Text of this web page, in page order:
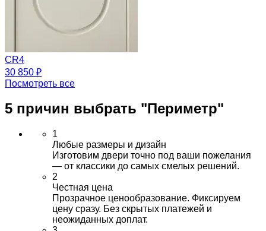
CR4
30 850 ₽
Посмотреть все
5 причин выбрать "Периметр"
1
Любые размеры и дизайн
Изготовим двери точно под ваши пожелания
— от классики до самых смелых решений.
2
Честная цена
Прозрачное ценообразование. Фиксируем
цену сразу. Без скрытых платежей и
неожиданных доплат.